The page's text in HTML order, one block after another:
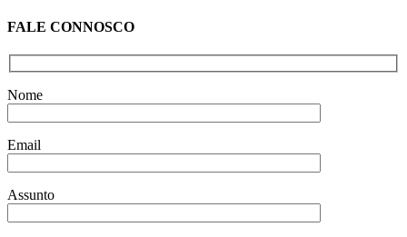
FALE CONNOSCO
Nome
Email
Assunto